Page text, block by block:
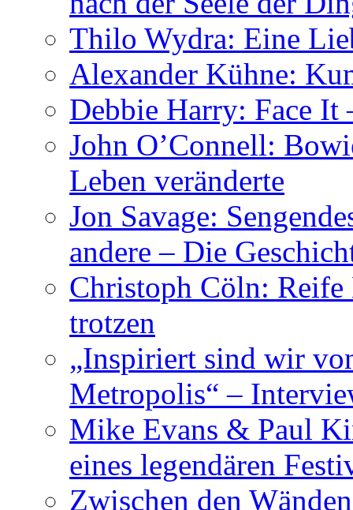
Thilo Wydra: Eine
Alexander Kühne:
Debbie Harry: Face
John O’Connell:
Leben veränderte
Jon Savage:
andere – Die
Christoph Cöln:
trotzen
„Inspiriert sind wir
Metropolis“ –
Mike Evans & Paul
eines legendären
Zwischen den